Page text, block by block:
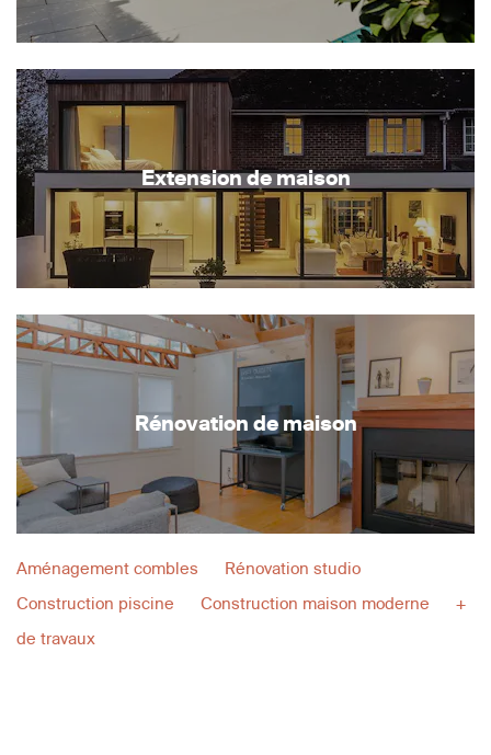
Extension de maison
Rénovation de maison
Aménagement combles
Rénovation studio
Construction piscine
Construction maison moderne
+
de travaux